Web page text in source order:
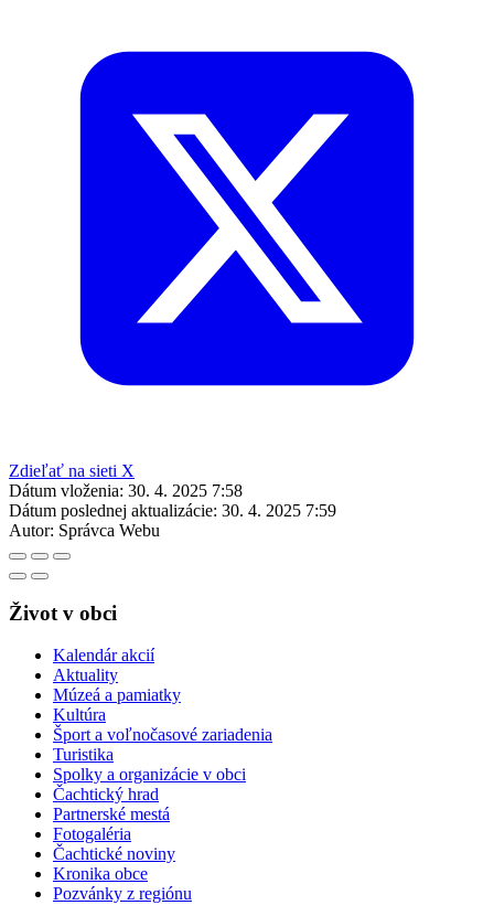
Zdieľať na sieti X
Dátum vloženia: 30. 4. 2025 7:58
Dátum poslednej aktualizácie: 30. 4. 2025 7:59
Autor: Správca Webu
Život v obci
Kalendár akcií
Aktuality
Múzeá a pamiatky
Kultúra
Šport a voľnočasové zariadenia
Turistika
Spolky a organizácie v obci
Čachtický hrad
Partnerské mestá
Fotogaléria
Čachtické noviny
Kronika obce
Pozvánky z regiónu